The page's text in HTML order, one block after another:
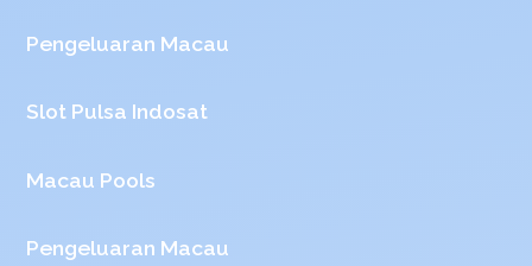
Pengeluaran Macau
Slot Pulsa Indosat
Macau Pools
Pengeluaran Macau